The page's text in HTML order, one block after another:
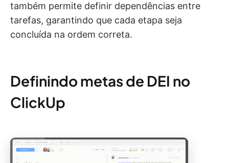
também permite definir dependências entre
tarefas, garantindo que cada etapa seja
concluída na ordem correta.
Definindo metas de DEI no
ClickUp